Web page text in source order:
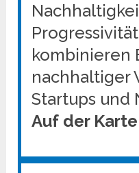
kombinieren
nachhaltiger
Startups und
Auf der